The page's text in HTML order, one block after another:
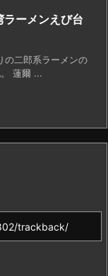
ーメンえび台
の二郎系ラーメンの
蓮爾 ...